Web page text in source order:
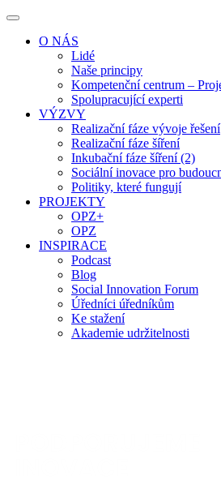
O NÁS
Lidé
Naše principy
Kompetenční centrum –
Spolupracující experti
VÝZVY
Realizační fáze vývoje řešení
Realizační fáze šíření
Inkubační fáze šíření (2)
Sociální inovace pro
Politiky, které fungují
PROJEKTY
OPZ+
OPZ
INSPIRACE
Podcast
Blog
Social Innovation Forum
Úředníci úředníkům
Ke stažení
Akademie udržitelnosti